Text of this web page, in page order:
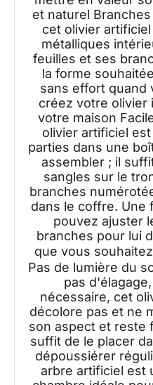
et naturel
cet olivier
métalliques
feuilles et ses
la forme
sans effort quand
créez votre olivier
votre maison
olivier artificiel
parties dans une
assembler ; il
sangles sur le
branches
dans le coffre. Une
pouvez ajuster
branches pour lui
que vous souhaitez
Pas de lumière du
pas
nécessaire, cet
décolore pas et ne
son aspect et reste
suffit de le placer
dépoussiérer
arbre artificiel est